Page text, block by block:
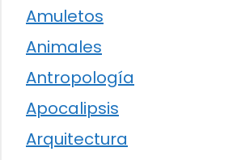
Amuletos
Animales
Antropología
Apocalipsis
Arquitectura